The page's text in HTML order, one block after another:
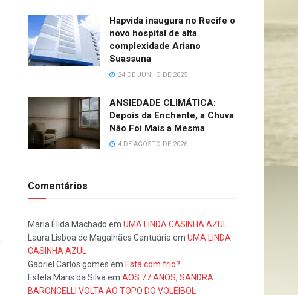
Hapvida inaugura no Recife o
novo hospital de alta
complexidade Ariano
Suassuna
24 DE JUNHO DE 2025
ANSIEDADE CLIMÁTICA:
Depois da Enchente, a Chuva
Não Foi Mais a Mesma
4 DE AGOSTO DE 2026
Comentários
Maria Élida Machado em UMA LINDA CASINHA AZUL
Laura Lisboa de Magalhães Cantuáriaem UMA LINDA
CASINHA AZUL
Gabriel Carlos gomes em Está com frio?
Estela Maris da Silvaem AOS 77 ANOS, SANDRA
BARONCELLI VOLTA AO TOPO DO VOLEIBOL